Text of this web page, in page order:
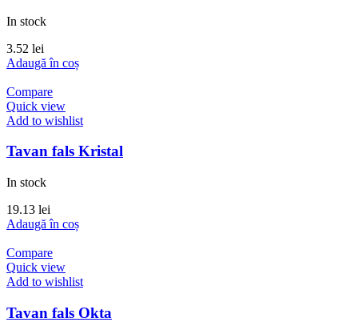
In stock
3.52 lei
Adaugă în coș
Compare
Quick view
Add to wishlist
Tavan fals Kristal
In stock
19.13 lei
Adaugă în coș
Compare
Quick view
Add to wishlist
Tavan fals Okta